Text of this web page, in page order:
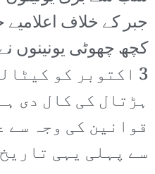
جبر کے خلاف
3 اکتوبر کو
ہڑتال کی کال دی
قوانین کی وجہ
سے پہلی یہی